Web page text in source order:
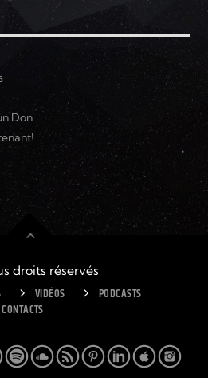
Don
droits réservés
VIDÉOS
PODCASTS
CONTACTS